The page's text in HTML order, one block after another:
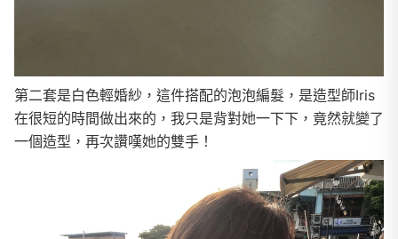
第二套是白色輕婚紗，這件搭配的泡泡編髮，是造型師Iris
在很短的時間做出來的，我只是背對她一下下，竟然就變了
一個造型，再次讚嘆她的雙手！